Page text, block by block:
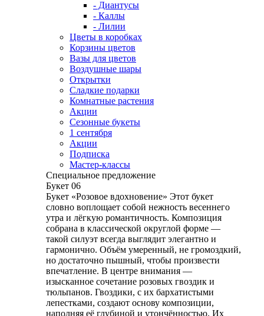
- Диантусы
- Каллы
- Лилии
Цветы в коробках
Корзины цветов
Вазы для цветов
Воздушные шары
Открытки
Сладкие подарки
Комнатные растения
Акции
Сезонные букеты
1 сентября
Акции
Подписка
Мастер-классы
Специальное предложение
Букет 06
Букет «Розовое вдохновение» Этот букет
словно воплощает собой нежность весеннего
утра и лёгкую романтичность. Композиция
собрана в классической округлой форме —
такой силуэт всегда выглядит элегантно и
гармонично. Объём умеренный, не громоздкий,
но достаточно пышный, чтобы произвести
впечатление. В центре внимания —
изысканное сочетание розовых гвоздик и
тюльпанов. Гвоздики, с их бархатистыми
лепестками, создают основу композиции,
наполняя её глубиной и утончённостью. Их